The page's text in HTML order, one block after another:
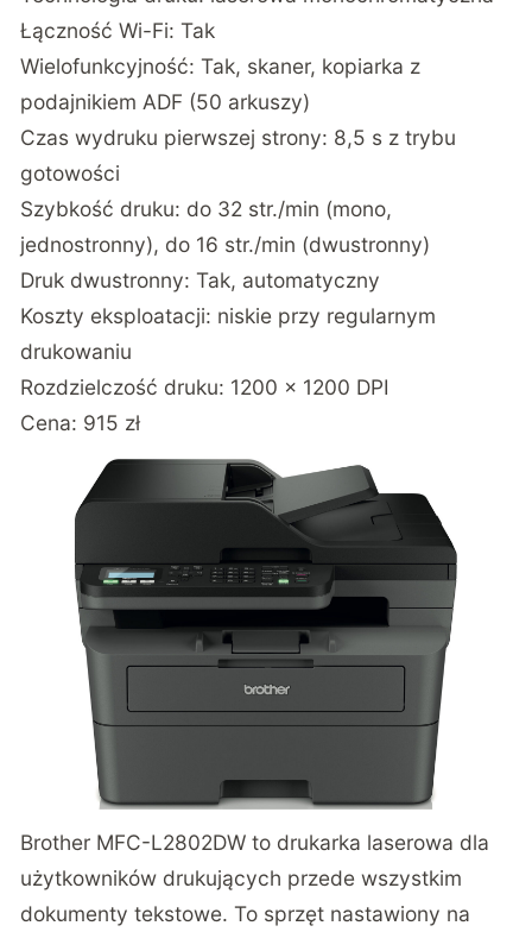
Łączność Wi-Fi: Tak
Wielofunkcyjność: Tak, skaner, kopiarka z
podajnikiem ADF (50 arkuszy)
Czas wydruku pierwszej strony: 8,5 s z trybu
gotowości
Szybkość druku: do 32 str./min (mono,
jednostronny), do 16 str./min (dwustronny)
Druk dwustronny: Tak, automatyczny
Koszty eksploatacji: niskie przy regularnym
drukowaniu
Rozdzielczość druku: 1200 × 1200 DPI
Cena: 915 zł
Brother MFC-L2802DW to drukarka laserowa dla
użytkowników drukujących przede wszystkim
dokumenty tekstowe. To sprzęt nastawiony na